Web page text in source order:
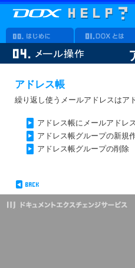
アドレス帳
繰り返し使うメールアドレスはア
アドレス帳にメールアドレ
アドレス帳グループの新規
アドレス帳グループの削除